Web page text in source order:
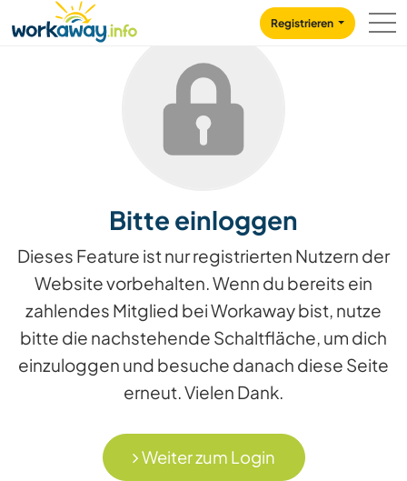
CONTENT
MAIN NAVIGATION
Registrieren
Bitte einloggen
Dieses Feature ist nur registrierten Nutzern der
Website vorbehalten. Wenn du bereits ein
zahlendes Mitglied bei Workaway bist, nutze
bitte die nachstehende Schaltfläche, um dich
einzuloggen und besuche danach diese Seite
erneut. Vielen Dank.
Weiter zum Login